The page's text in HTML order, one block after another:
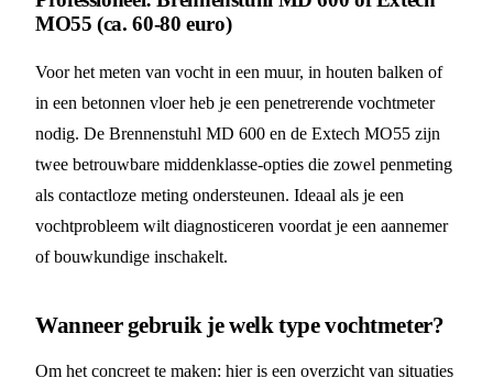
MO55 (ca. 60-80 euro)
Voor het meten van vocht in een muur, in houten balken of
in een betonnen vloer heb je een penetrerende vochtmeter
nodig. De Brennenstuhl MD 600 en de Extech MO55 zijn
twee betrouwbare middenklasse-opties die zowel penmeting
als contactloze meting ondersteunen. Ideaal als je een
vochtprobleem wilt diagnosticeren voordat je een aannemer
of bouwkundige inschakelt.
Wanneer gebruik je welk type vochtmeter?
Om het concreet te maken: hier is een overzicht van situaties